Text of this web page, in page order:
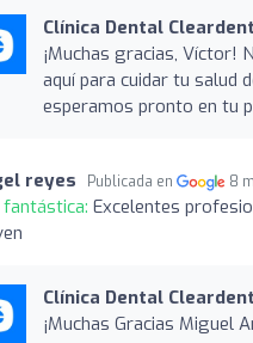
Clínica Dental
¡Muchas gracias, Víctor!
aquí para cuidar tu salud
esperamos pronto en tu
reyes Publicada en 8
fantástica: Excelentes
Clínica Dental
¡Muchas Gracias Miguel